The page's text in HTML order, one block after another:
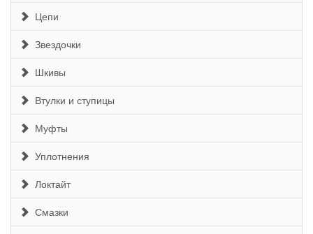
Цепи
Звездочки
Шкивы
Втулки и ступицы
Муфты
Уплотнения
Локтайт
Смазки